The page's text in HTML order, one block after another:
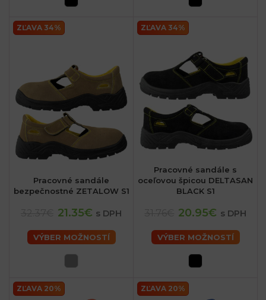
ZĽAVA 34%
Pracovné sandále
bezpečnostné ZETALOW S1
21.35€ s DPH
VÝBER MOŽNOSTÍ
ZĽAVA 34%
Pracovné sandále s
oceľovou špicou DELTASAN
BLACK S1
20.95€ s DPH
VÝBER MOŽNOSTÍ
ZĽAVA 20% ZĽAVA 20%